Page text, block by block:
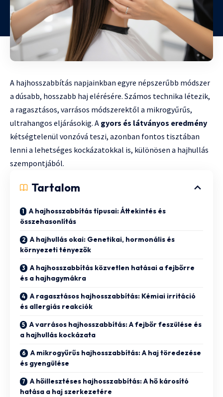
A hajhosszabbítás napjainkban egyre népszerűbb módszer
a dúsabb, hosszabb haj elérésére. Számos technika létezik,
a ragasztásos, varrásos módszerektől a mikrogyűrűs,
ultrahangos eljárásokig. A gyors és látványos eredmény
kétségtelenül vonzóvá teszi, azonban fontos tisztában
lenni a lehetséges kockázatokkal is, különösen a hajhullás
szempontjából.
Tartalom
A hajhosszabbítás típusai: Áttekintés és
összehasonlítás
A hajhullás okai: Genetikai, hormonális és
környezeti tényezők
A hajhosszabbítás közvetlen hatásai a fejbőrre
és a hajhagymákra
A ragasztásos hajhosszabbítás: Kémiai irritáció
és allergiás reakciók
A varrásos hajhosszabbítás: A fejbőr feszülése és
a hajhullás kockázata
A mikrogyűrűs hajhosszabbítás: A haj töredezése
és gyengülése
A hőillesztéses hajhosszabbítás: A hő károsító
hatása a haj szerkezetére